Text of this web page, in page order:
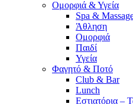
Ομορφιά & Υγεία
Spa &
Άθληση
Ομορφιά
Παιδί
Υγεία
Φαγητό & Ποτό
Club & Bar
Lunch
Εστιατόρια –